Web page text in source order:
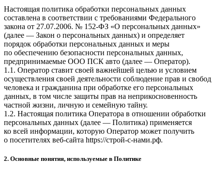
Настоящая политика обработки персональных данных
составлена в соответствии с требованиями Федерального
закона от 27.07.2006. № 152-ФЗ «О персональных данных»
(далее — Закон о персональных данных) и определяет
порядок обработки персональных данных и меры
по обеспечению безопасности персональных данных,
предпринимаемые ООО ПСК авто (далее — Оператор).
1.1. Оператор ставит своей важнейшей целью и условием
осуществления своей деятельности соблюдение прав и свобод
человека и гражданина при обработке его персональных
данных, в том числе защиты прав на неприкосновенность
частной жизни, личную и семейную тайну.
1.2. Настоящая политика Оператора в отношении обработки
персональных данных (далее — Политика) применяется
ко всей информации, которую Оператор может получить
о посетителях веб-сайта https://строй-с-нами.рф.
2. Основные понятия, используемые в Политике